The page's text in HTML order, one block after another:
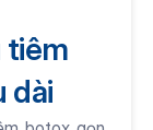
tiêm
dài